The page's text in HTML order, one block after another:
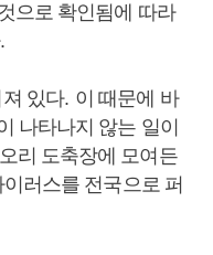
으로 확인됨에 따라
.
있다. 이 때문에 바
나타나지 않는 일이
리 도축장에 모여든
러스를 전국으로 퍼